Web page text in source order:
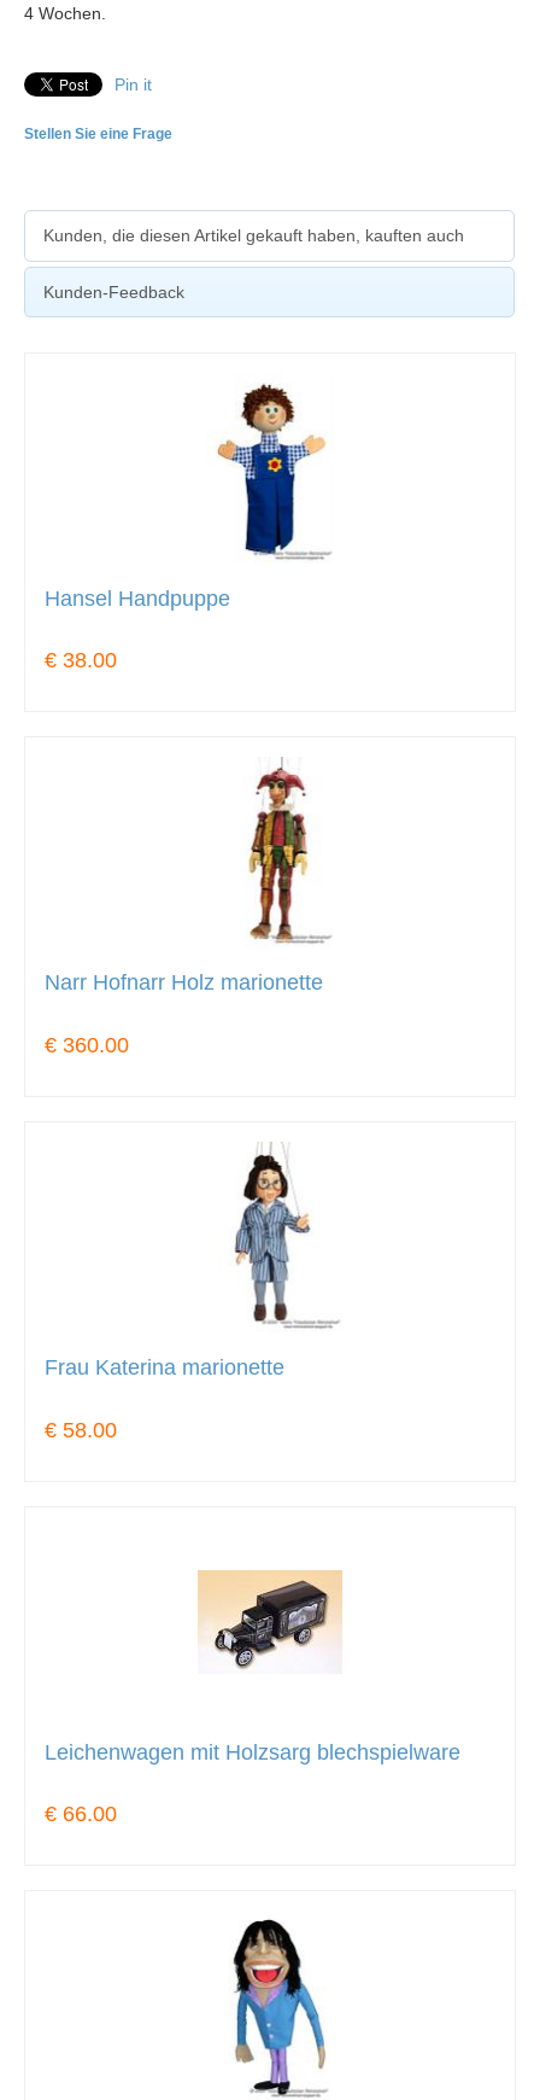
4 Wochen.
Pin it
Stellen Sie eine Frage
Kunden, die diesen Artikel gekauft haben, kauften auch
Kunden-Feedback
Hansel Handpuppe
€ 38.00
Narr Hofnarr Holz marionette
€ 360.00
Frau Katerina marionette
€ 58.00
Leichenwagen mit Holzsarg blechspielware
€ 66.00